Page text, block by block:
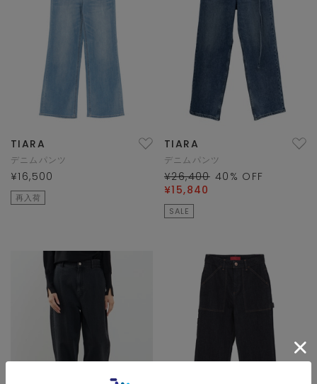
TIARA
デニムパンツ
¥16,500
再入荷
TIARA
デニムパンツ
¥26,400 40 % OFF
¥15,840
SALE